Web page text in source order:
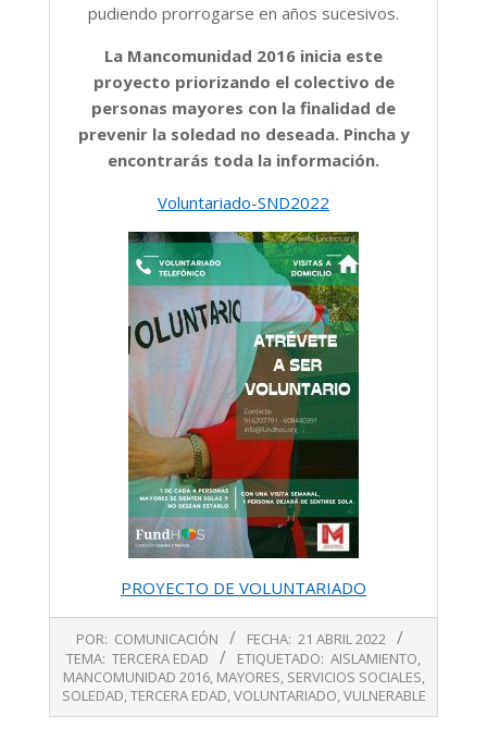
pudiendo prorrogarse en años sucesivos.
La Mancomunidad 2016 inicia este
proyecto priorizando el colectivo de
personas mayores con la finalidad de
prevenir la soledad no deseada. Pincha y
encontrarás toda la información.
Voluntariado-SND2022
PROYECTO DE VOLUNTARIADO
04-
21
POR: COMUNICACIÓN FECHA: 21 ABRIL 2022
TEMA: TERCERA EDAD ETIQUETADO: AISLAMIENTO,
MANCOMUNIDAD 2016, MAYORES, SERVICIOS SOCIALES,
SOLEDAD,TERCERA EDAD,VOLUNTARIADO,VULNERABLE